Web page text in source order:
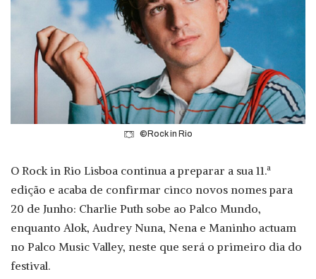
©Rock in Rio
O Rock in Rio Lisboa continua a preparar a sua 11.ª
edição e acaba de confirmar cinco novos nomes para
20 de Junho: Charlie Puth sobe ao Palco Mundo,
enquanto Alok, Audrey Nuna, Nena e Maninho actuam
no Palco Music Valley, neste que será o primeiro dia do
festival.